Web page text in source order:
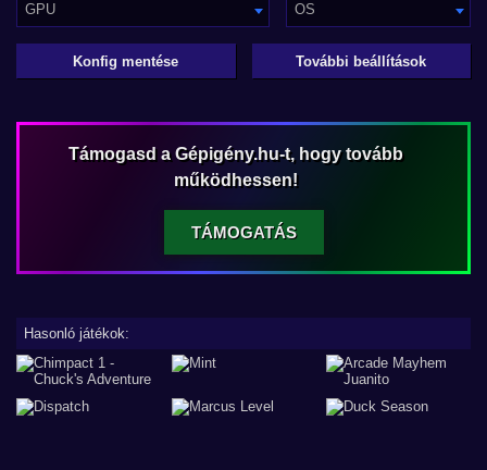
GPU OS
Konfig mentése További beállítások
Támogasd a Gépigény.hu-t, hogy tovább
működhessen!
TÁMOGATÁS
Hasonló játékok: